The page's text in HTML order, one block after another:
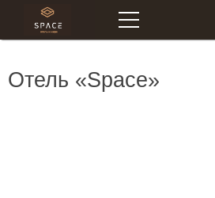
Меню
Отель «Space»